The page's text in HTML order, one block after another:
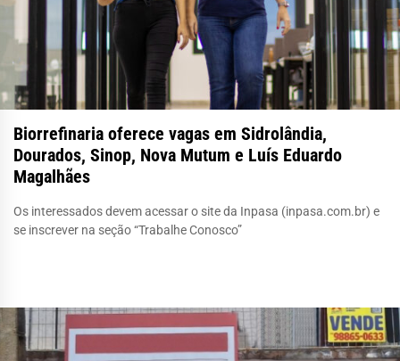
Biorrefinaria oferece vagas em Sidrolândia,
Dourados, Sinop, Nova Mutum e Luís Eduardo
Magalhães
Os interessados devem acessar o site da Inpasa (inpasa.com.br) e
se inscrever na seção “Trabalhe Conosco”